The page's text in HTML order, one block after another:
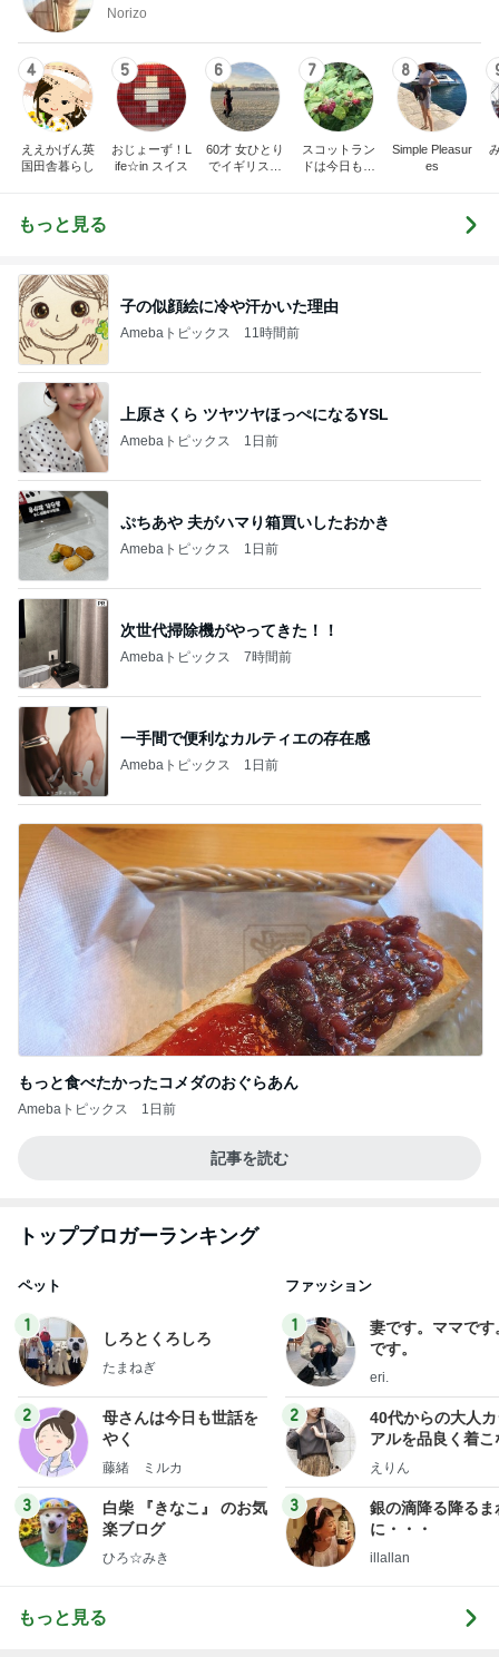
Norizo
4
ええかげん英
国田舎暮らし
5
おじょーず！L
ife☆in スイス
6
60才 女ひとり
でイギリスに
7
スコットラン
ドは今日も曇
8
Simple Pleasur
es
もっと見る
子の似顔絵に冷や汗かいた理由
Amebaトピックス 11時間前
上原さくら ツヤツヤほっぺになるYSL
Amebaトピックス 1日前
ぷちあや 夫がハマり箱買いしたおかき
Amebaトピックス 1日前
次世代掃除機がやってきた！！
Amebaトピックス 7時間前
一手間で便利なカルティエの存在感
Amebaトピックス 1日前
もっと食べたかったコメダのおぐらあん
Amebaトピックス 1日前
記事を読む
トップブロガーランキング
ペット
1
しろとくろしろ
たまねぎ
2
母さんは今日も世話を
やく
藤緒 ミルカ
3
白柴 『きなこ』 のお気
楽ブログ
ひろ☆みき
ファッション
1
妻です。ママです
です。
eri.
2
40代からの大人
アルを品良く着こ
ファッションブロ
えりん
3
銀の滴降る降るま
に・・・
illallan
もっと見る